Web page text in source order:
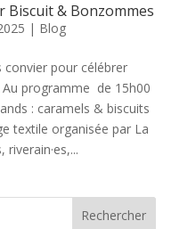
Biscuit & Bonzommes
| Blog
pour célébrer
Au programme de 15h00
: caramels & biscuits
textile organisée par La
riverain·es,...
Rechercher